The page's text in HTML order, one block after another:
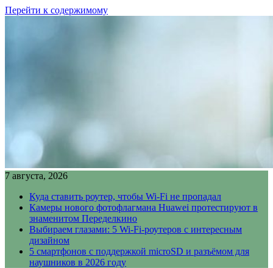
Перейти к содержимому
7 августа, 2026
Куда ставить роутер, чтобы Wi-Fi не пропадал
Камеры нового фотофлагмана Huawei протестируют в
знаменитом Переделкино
Выбираем глазами: 5 Wi-Fi-роутеров с интересным
дизайном
5 смартфонов с поддержкой microSD и разъёмом для
наушников в 2026 году